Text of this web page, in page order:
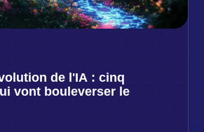
de l'IA : cinq
vont bouleverser le